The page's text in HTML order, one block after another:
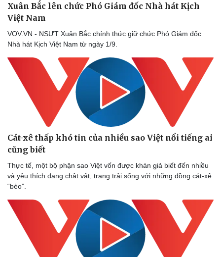
Văn hóa
Sân khấu - Điện ảnh
Âm nhạc
Di sản
Giải trí
Sao Việt
Xuân Bắc lên chức Phó Giám đốc Nhà hát Kịch
Việt Nam
VOV.VN - NSƯT Xuân Bắc chính thức giữ chức Phó Giám đốc
Nhà hát Kịch Việt Nam từ ngày 1/9.
Cát-xê thấp khó tin của nhiều sao Việt nổi tiếng ai
cũng biết
Thực tế, một bộ phận sao Việt vốn được khán giả biết đến nhiều
và yêu thích đang chật vật, trang trải sống với những đồng cát-xê
“bèo”.